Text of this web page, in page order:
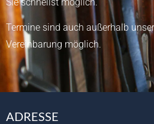
Termine sind auch außerhalb
Vereinbarung möglich.
ADRESSE